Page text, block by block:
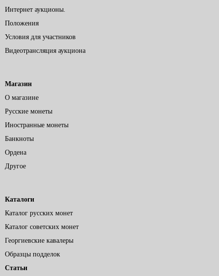
Интернет аукционы.
Положения
Условия для участников
Видеотрансляция аукциона
Магазин
О магазине
Русские монеты
Иностранные монеты
Банкноты
Ордена
Другое
Каталоги
Каталог русских монет
Каталог советских монет
Георгиевские кавалеры
Образцы подделок
Статьи